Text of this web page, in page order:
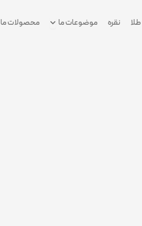
طلا نقره موضوعات ما Open موضوعات مامحصولات ما